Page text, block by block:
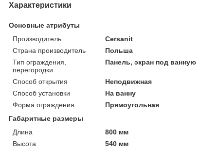
Характеристики
Основные атрибуты
Производитель
Cersanit
Страна производитель
Польша
Тип ограждения,
перегородки
Панель, экран под ванную
Способ открытия
Неподвижная
Способ установки
На ванну
Форма ограждения
Прямоугольная
Габаритные размеры
Длина
800 мм
Высота
540 мм